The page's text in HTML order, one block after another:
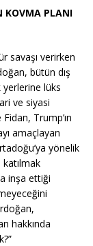
KOVMA PLANI
savaşı verirken
bütün dış
yerlerine lüks
ve siyasi
Trump’ın
amaçlayan
yönelik
inşa ettiği
hakkında